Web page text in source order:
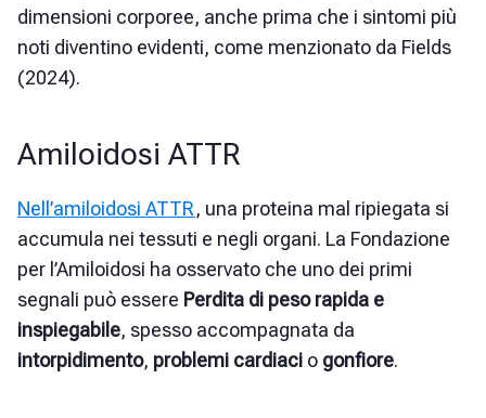
dimensioni corporee, anche prima che i sintomi più
noti diventino evidenti, come menzionato da Fields
(2024).
Amiloidosi ATTR
Nell’amiloidosi ATTR, una proteina mal ripiegata si
accumula nei tessuti e negli organi. La Fondazione
per l’Amiloidosi ha osservato che uno dei primi
segnali può essere Perdita di peso rapida e
inspiegabile, spesso accompagnata da
intorpidimento, problemi cardiaci o gonfiore.